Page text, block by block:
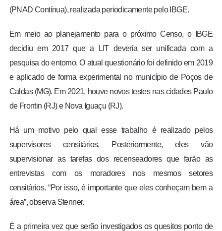
(PNAD Contínua), realizada periodicamente pelo IBGE.
Em meio ao planejamento para o próximo Censo, o IBGE
decidiu em 2017 que a LIT deveria ser unificada com a
pesquisa do entorno. O atual questionário foi definido em 2019
e aplicado de forma experimental no município de Poços de
Caldas (MG). Em 2021, houve novos testes nas cidades Paulo
de Frontin (RJ) e Nova Iguaçu (RJ).
Há um motivo pelo qual esse trabalho é realizado pelos
supervisores censitários. Posteriormente, eles vão
supervisionar as tarefas dos recenseadores que farão as
entrevistas com os moradores nos mesmos setores
censitários. “Por isso, é importante que eles conheçam bem a
área”, observa Stenner.
É a primeira vez que serão investigados os quesitos ponto de